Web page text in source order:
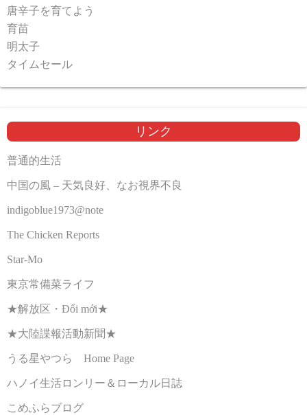
唐辛子を育てよう
育苗
明太子
タイムセール
リンク
普通的生活
中国の風 – 天気良好、なお視界不良
indigoblue1973@note
The Chicken Reports
Star-Mo
東京常備菜ライフ
★解放区・Đổi mới★
★大陸諜報活動新聞★
うる星やつら Home Page
ハノイ生活ロンリー＆ローカル日誌
こめふらブログ